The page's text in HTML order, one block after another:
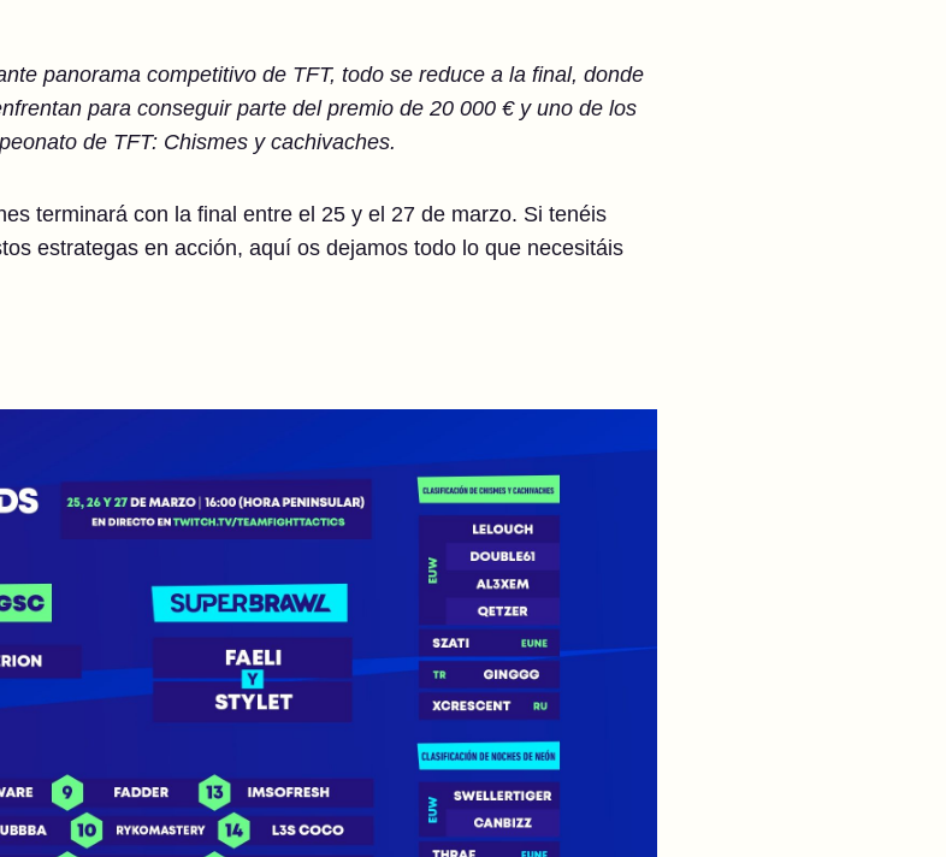
panorama competitivo de TFT, todo se reduce a la final, donde
para conseguir parte del premio de 20 000 € y uno de los
de TFT: Chismes y cachivaches.
terminará con la final entre el 25 y el 27 de marzo. Si tenéis
estrategas en acción, aquí os dejamos todo lo que necesitáis